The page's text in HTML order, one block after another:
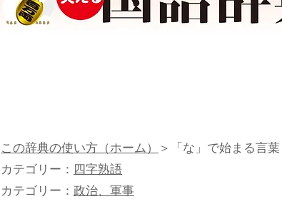
この辞典の使い方（ホーム）＞ 「な」で始まる言葉
カテゴリー： 四字熟語
カテゴリー： 政治、軍事